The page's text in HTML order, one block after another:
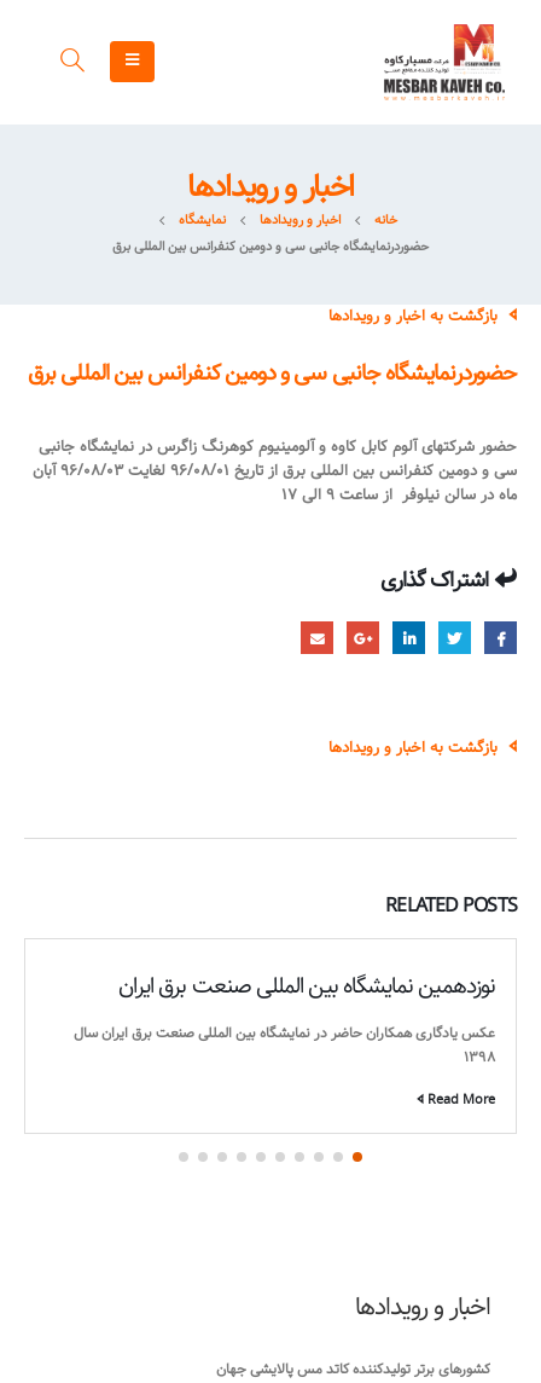
اخبار و رویدادها
خانه اخبار و رویدادها
نمایشگاه
حضوردرنمایشگاه جانبی سی و دومین کنفرانس بین المللی برق
بازگشت به اخبار و رویدادها
حضوردرنمایشگاه جانبی سی و دومین کنفرانس بین المللی برق
حضور شرکتهای آلوم کابل کاوه و آلومینیوم کوهرنگ زاگرس در نمایشگاه جانبی
سی و دومین کنفرانس بین المللی برق از تاریخ ۹۶/۰۸/۰۱ لغایت ۹۶/۰۸/۰۳ آبان
ماه در سالن نیلوفر از ساعت ۹ الی ۱۷
اشتراک گذاری
بازگشت به اخبار و رویدادها
RELATEDPOSTS
نوزدهمین نمایشگاه بین المللی صنعت برق ایران
عکس یادگاری همکاران حاضر در نمایشگاه بین المللی صنعت برق ایران سال
۱۳۹۸
Read More
اخبار و رویدادها
کشورهای برتر تولیدکننده کاتد مس پالایشی جهان